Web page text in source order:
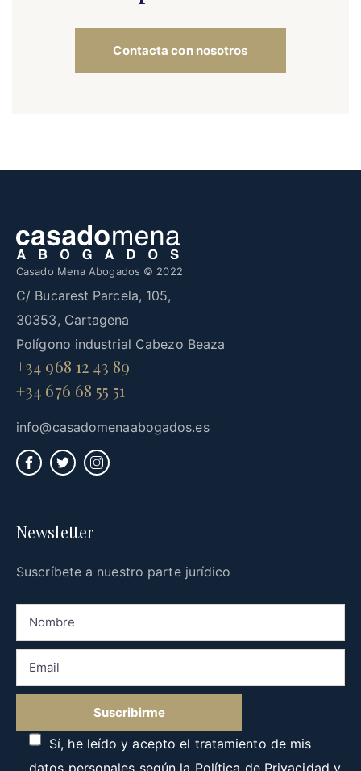
Contacta con nosotros
Casado Mena Abogados © 2022
C/ Bucarest Parcela, 105,
30353, Cartagena
Polígono industrial Cabezo Beaza
+34 968 12 43 89
+34 676 68 55 51
info@casadomenaabogados.es
Newsletter
Suscríbete a nuestro parte jurídico
Sí, he leído y acepto el tratamiento de mis
datos personales según la Política de Privacidad y